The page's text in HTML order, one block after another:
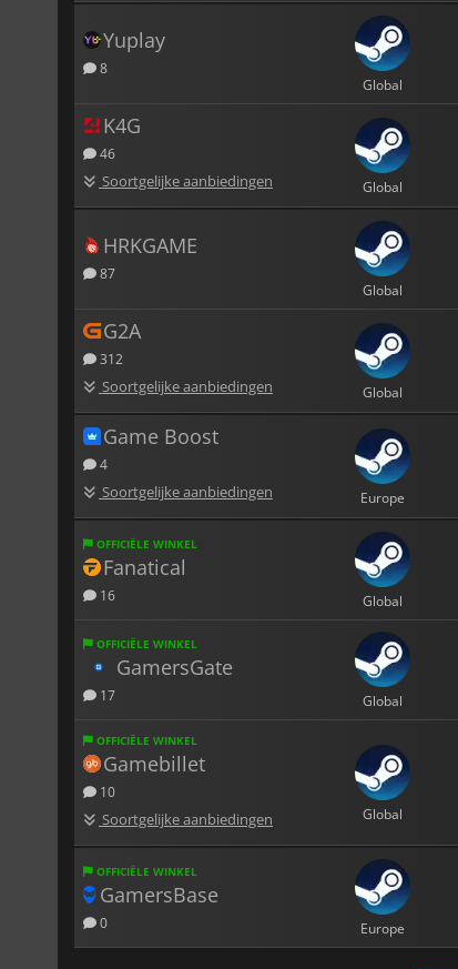
Yuplay
8
Global
K4G
46
Soortgelijke aanbiedingen Global
HRKGAME
87
Global
G2A
312
Soortgelijke aanbiedingen Global
Game Boost
4
Soortgelijke aanbiedingen Europe
OFFICIËLE WINKEL
Fanatical
16 Global
OFFICIËLE WINKEL
GamersGate
17 Global
OFFICIËLE WINKEL
Gamebillet
10
Soortgelijke aanbiedingen Global
OFFICIËLE WINKEL
GamersBase
0 Europe